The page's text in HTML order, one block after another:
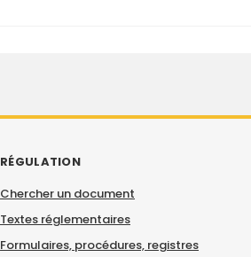
RÉGULATION
Chercher un document
Textes réglementaires
Formulaires, procédures, registres